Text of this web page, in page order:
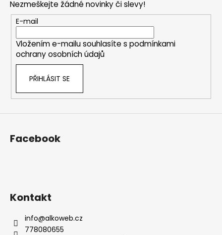
Nezmeškejte žádné novinky či slevy!
E-mail
Vložením e-mailu souhlasíte s podmínkami
ochrany osobních údajů
PŘIHLÁSIT SE
Facebook
Kontakt
info@alkoweb.cz
778080655